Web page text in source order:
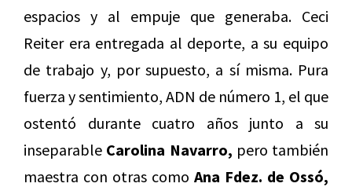
espacios y al empuje que generaba. Ceci
Reiter era entregada al deporte, a su equipo
de trabajo y, por supuesto, a sí misma. Pura
fuerza y sentimiento, ADN de número 1, el que
ostentó durante cuatro años junto a su
inseparable Carolina Navarro, pero también
maestra con otras como Ana Fdez. de Ossó,